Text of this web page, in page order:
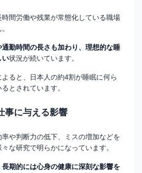
間労働や残業が常態化している職場
勤時間の長さも加わり、理想的な睡
い状況が続いています。
ると、日本人の約4割が睡眠に何ら
とされています。
事に与える影響
や判断力の低下、ミスの増加などを
な研究で明らかになっています。
期的には心身の健康に深刻な影響を